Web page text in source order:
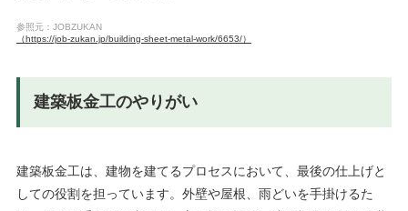
参照元：JOBZUKAN
（https://job-zukan.jp/building-sheet-metal-work/6653/）
建築板金工のやりがい
建築板金工は、建物を建てるプロセスにおいて、最後の仕上げと
しての役割を担っています。外壁や屋根、雨どいを手掛けるた